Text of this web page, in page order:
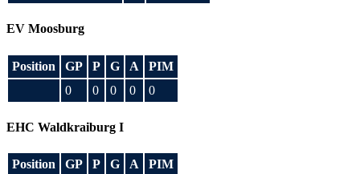
EV Moosburg
Position GP P G A
PIM
0
0 0 0 0
EHC Waldkraiburg I
Position GP P G A
PIM